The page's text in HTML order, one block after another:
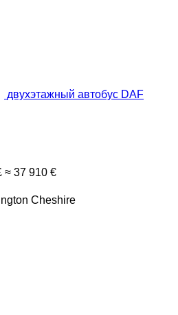
двухэтажный автобус DAF
≈ 37 910 €
Cheshire